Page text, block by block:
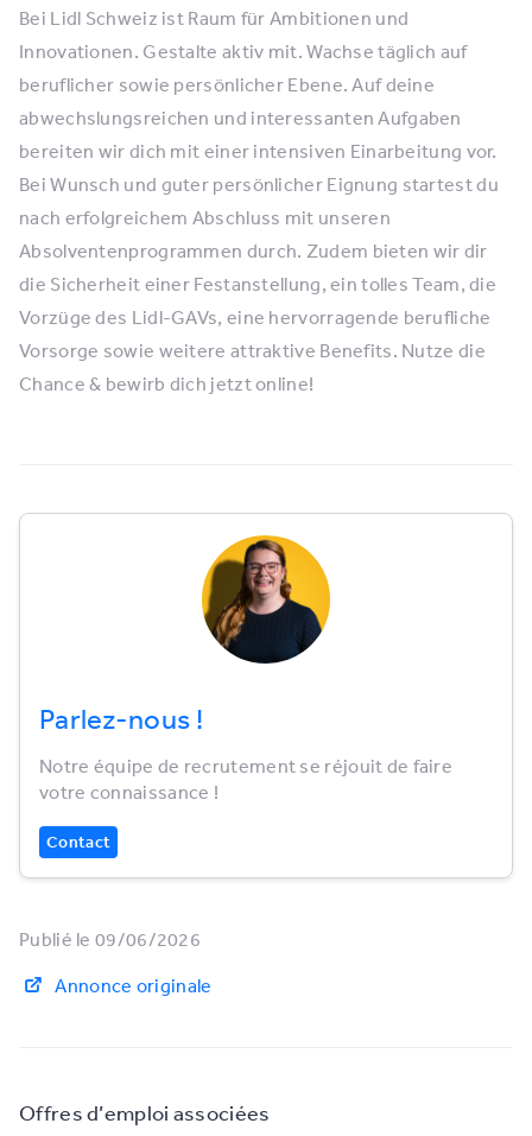
Offres d’emploi associées
Bei Lidl Schweiz ist Raum für Ambitionen und
Innovationen. Gestalte aktiv mit. Wachse täglich auf
beruflicher sowie persönlicher Ebene. Auf deine
abwechslungsreichen und interessanten Aufgaben
bereiten wir dich mit einer intensiven Einarbeitung vor.
Bei Wunsch und guter persönlicher Eignung startest du
nach erfolgreichem Abschluss mit unseren
Absolventenprogrammen durch. Zudem bieten wir dir
die Sicherheit einer Festanstellung, ein tolles Team, die
Vorzüge des Lidl-GAVs, eine hervorragende berufliche
Vorsorge sowie weitere attraktive Benefits. Nutze die
Chance & bewirb dich jetzt online!
Parlez-nous !
Notre équipe de recrutement se réjouit de faire
votre connaissance !
Contact
Publié le 09/06/2026
Annonce originale